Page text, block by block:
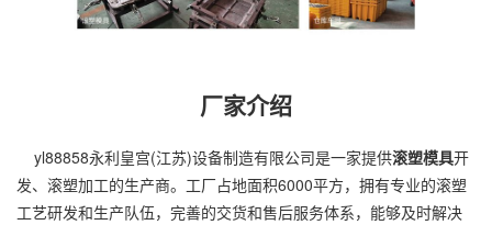
厂家介绍
yl88858永利皇宫(江苏)设备制造有限公司是一家提供滚塑模具开
发、 滚塑加工的生产商。工厂占地面积6000平方，拥有专业的滚塑
工艺研发和生产队伍，完善的交货和售后服务体系，能够及时解决